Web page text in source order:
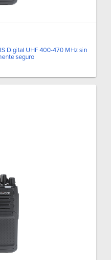
Digital UHF 400-470 MHz sin
seguro